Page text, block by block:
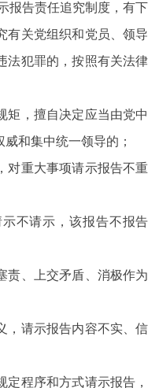
报告责任追究制度，有下
有关党组织和党员、领导
法犯罪的，按照有关法律
，擅自决定应当由党中
和集中统一领导的；
重大事项请示报告不重
不请示，该报告不报告
、上交矛盾、消极作为
请示报告内容不实、信
程序和方式请示报告，